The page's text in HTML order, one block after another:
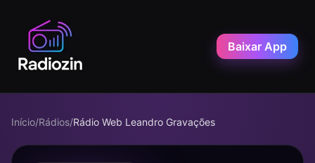
Baixar App
Início/Rádios/Rádio Web Leandro Gravações